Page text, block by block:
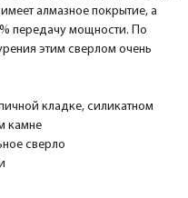
алмазное покрытие, а
передачу мощности. По
этим сверлом очень
кладке, силикатном
камне
сверло